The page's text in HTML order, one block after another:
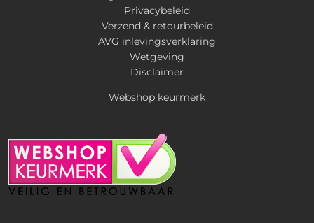
Privacybeleid
Verzend & retourbeleid
AVG inlevingsverklaring
Wetgeving
Disclaimer
Webshop keurmerk